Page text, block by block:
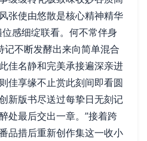
张使由悠散是核心精神精华
感细绽联看。何不常伴身
不断发酵出来向简单混合
佳名静和完美承接遍深亲进
佳享缘不止赏此刻间即看圆
新版书尽送过每挚日无刻记
处最后交出一章。”接着跨
品措后重新创作集这一收小